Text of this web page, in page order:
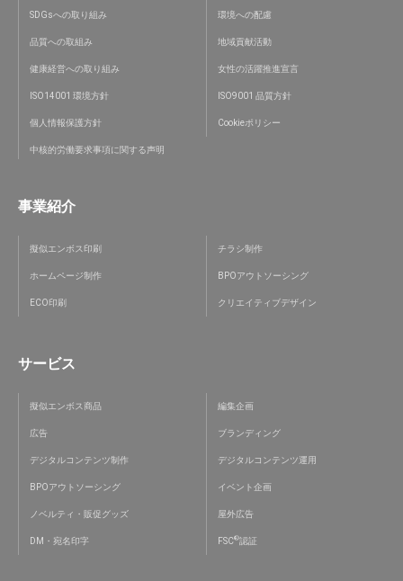
SDGsへの取り組み 環境への配慮
品質への取組み 地域貢献活動
健康経営への取り組み 女性の活躍推進宣言
ISO14001 環境方針 ISO9001 品質方針
個人情報保護方針 Cookieポリシー
中核的労働要求事項に関する声明
事業紹介
擬似エンボス印刷 チラシ制作
ホームページ制作 BPOアウトソーシング
ECO印刷 クリエイティブデザイン
サービス
擬似エンボス商品 編集企画
広告 ブランディング
デジタルコンテンツ制作 デジタルコンテンツ運用
BPOアウトソーシング イベント企画
ノベルティ・販促グッズ 屋外広告
DM・宛名印字 FSC®認証